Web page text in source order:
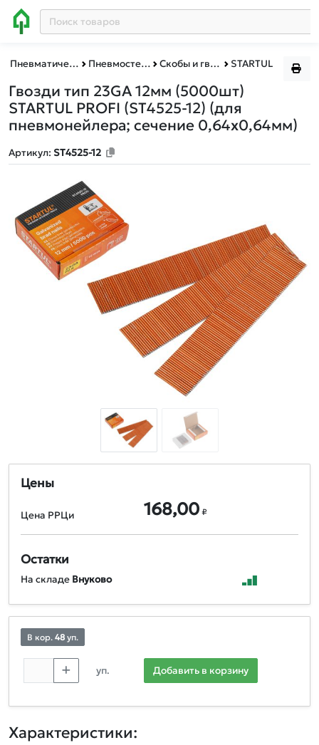
Пневматическое и гидравлическое оборудование Пневмостеплеры Скобы и гвозди для пневмостеплеров STARTUL
Гвозди тип 23GA 12мм (5000шт)
STARTUL PROFI (ST4525-12) (для
пневмонейлера; сечение 0,64х0,64мм)
Артикул: ST4525-12
Цены
Цена РРЦи 168,00 ₽
Остатки
На складе Внуково
В кор. 48 уп.
уп. Добавить в корзину
Характеристики: